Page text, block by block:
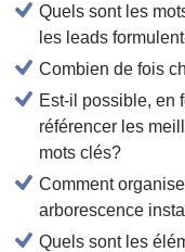
Quels sont les
les leads
Combien de fois
Est-il possible, en
référencer les
mots clés?
Comment
arborescence
Quels sont les